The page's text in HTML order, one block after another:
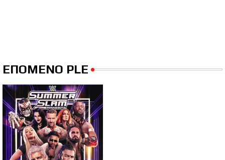
ΕΠΟΜΕΝΟ PLE